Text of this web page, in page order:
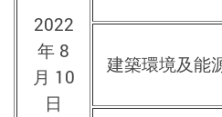
2022
年 8
月 10
日
建築環境及能